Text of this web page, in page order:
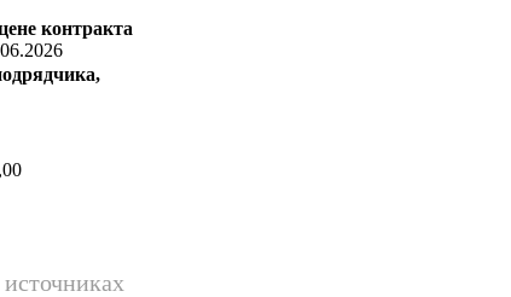
контракта